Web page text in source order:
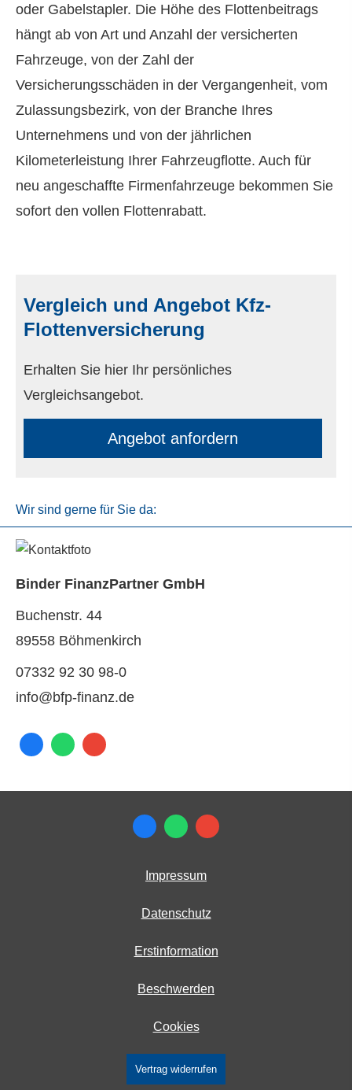
oder Gabelstapler. Die Höhe des Flottenbeitrags
hängt ab von Art und Anzahl der versicherten
Fahrzeuge, von der Zahl der
Versicherungsschäden in der Vergangenheit, vom
Zulassungsbezirk, von der Branche Ihres
Unternehmens und von der jährlichen
Kilometerleistung Ihrer Fahrzeugflotte. Auch für
neu angeschaffte Firmenfahrzeuge bekommen Sie
sofort den vollen Flottenrabatt.
Vergleich und Angebot Kfz-
Flottenversicherung
Erhalten Sie hier Ihr persönliches
Vergleichsangebot.
An­ge­bot an­for­dern
Wir sind gerne für Sie da:
Binder FinanzPartner GmbH
Buchenstr. 44
89558 Böhmenkirch
07332 92 30 98-0
info@bfp-finanz.de
Impressum
Datenschutz
Erstinformation
Beschwerden
Cookies
Vertrag widerrufen